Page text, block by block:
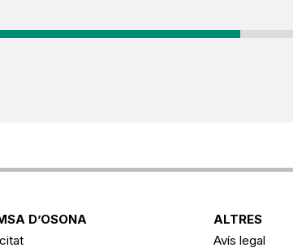
D’OSONA
ALTRES
Avís legal